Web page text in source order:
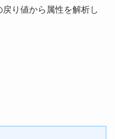
り値から属性を解析し